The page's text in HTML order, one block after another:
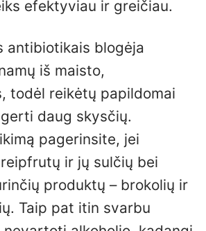
efektyviau ir greičiau.
antibiotikais blogėja
iš maisto,
todėl reikėtų papildomai
daug skysčių.
pagerinsite, jei
ir jų sulčių bei
produktų – brokolių ir
Taip pat itin svarbu